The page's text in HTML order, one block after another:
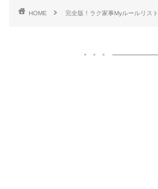
HOME 完全版！ラク家事Myルールリスト